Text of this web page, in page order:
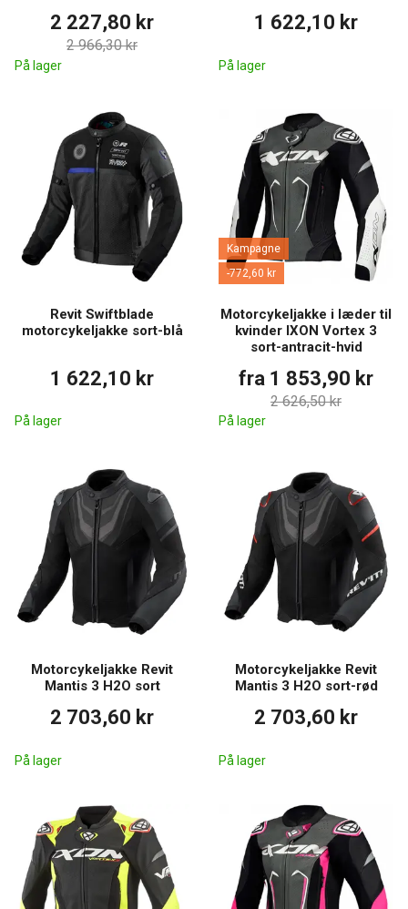
2 227,80 kr
2 966,30 kr
På lager
1 622,10 kr
På lager
Revit Swiftblade
motorcykeljakke sort-blå
1 622,10 kr
På lager
Kampagne
-772,60 kr
Motorcykeljakke i læder til
kvinder IXON Vortex 3
sort-antracit-hvid
fra 1 853,90 kr
2 626,50 kr
På lager
Motorcykeljakke Revit
Mantis 3 H2O sort
2 703,60 kr
På lager
Motorcykeljakke Revit
Mantis 3 H2O sort-rød
2 703,60 kr
På lager